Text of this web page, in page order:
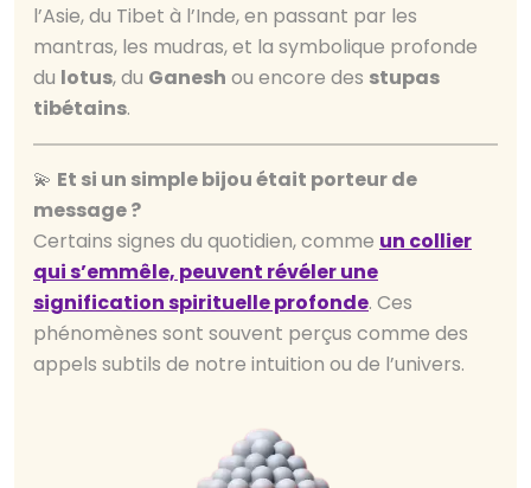
l’Asie, du Tibet à l’Inde, en passant par les
mantras, les mudras, et la symbolique profonde
du lotus, du Ganesh ou encore des stupas
tibétains.
💫 Et si un simple bijou était porteur de
message ?
Certains signes du quotidien, comme un collier
qui s’emmêle, peuvent révéler une
signification spirituelle profonde. Ces
phénomènes sont souvent perçus comme des
appels subtils de notre intuition ou de l’univers.